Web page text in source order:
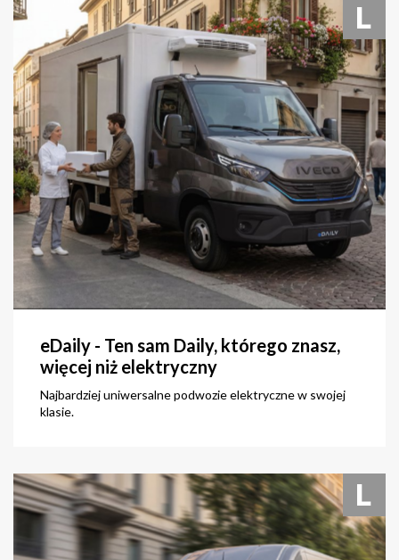
eDaily - Ten sam Daily, którego znasz,
więcej niż elektryczny
Najbardziej uniwersalne podwozie elektryczne w swojej
klasie.